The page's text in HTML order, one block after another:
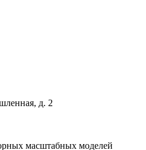
д. 2
масштабных моделей